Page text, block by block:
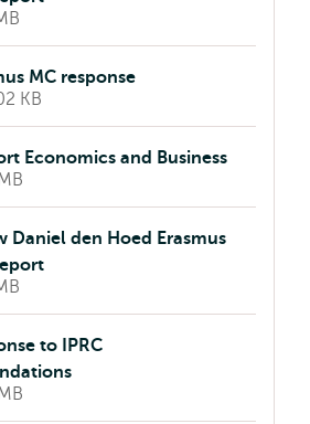
MC response
KB
Economics and Business
Daniel den Hoed Erasmus
to IPRC